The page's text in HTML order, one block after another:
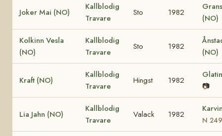
Joker Mai (NO)
Kallblodig
Travare
Sto 1982
(NO)
Kolkinn Vesla
(NO)
Kallblodig
Travare
Sto 1982
(NO)
Kraft (NO)
Kallblodig
Travare
Hingst 1982
📷
Lia Jahn (NO)
Kallblodig
Travare
Valack 1982
N